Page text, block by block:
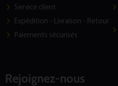
Service client
Expédition - Livraison - Retour
Paiements sécurisés
Rejoignez-nous